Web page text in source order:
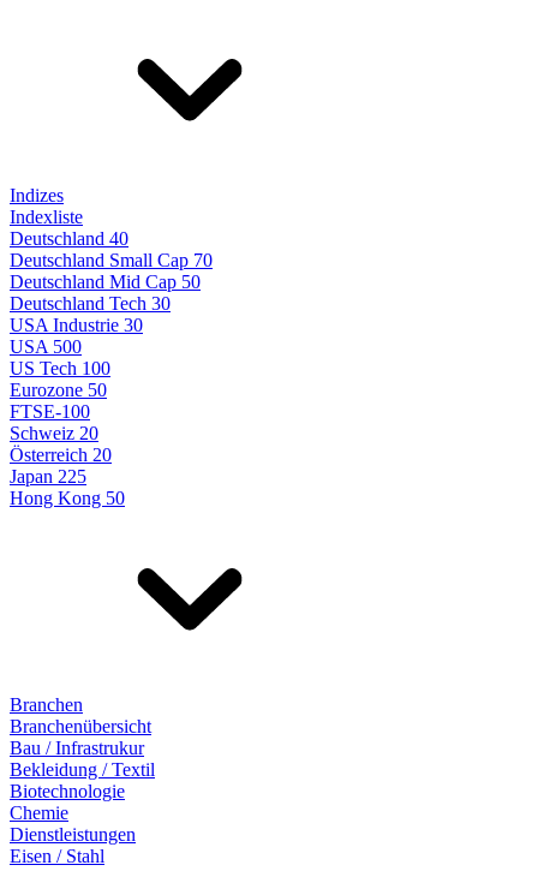
Indizes
Indexliste
Deutschland 40
Deutschland Small Cap 70
Deutschland Mid Cap 50
Deutschland Tech 30
USA Industrie 30
USA 500
US Tech 100
Eurozone 50
FTSE-100
Schweiz 20
Österreich 20
Japan 225
Hong Kong 50
Branchen
Branchenübersicht
Bau / Infrastrukur
Bekleidung / Textil
Biotechnologie
Chemie
Dienstleistungen
Eisen / Stahl